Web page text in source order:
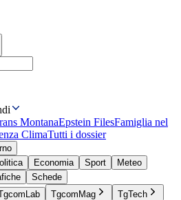
MontanaEpstein FilesFamiglia nel
ClimaTutti i dossier
Economia Sport
Meteo
Schede
TgcomMag
TgTech